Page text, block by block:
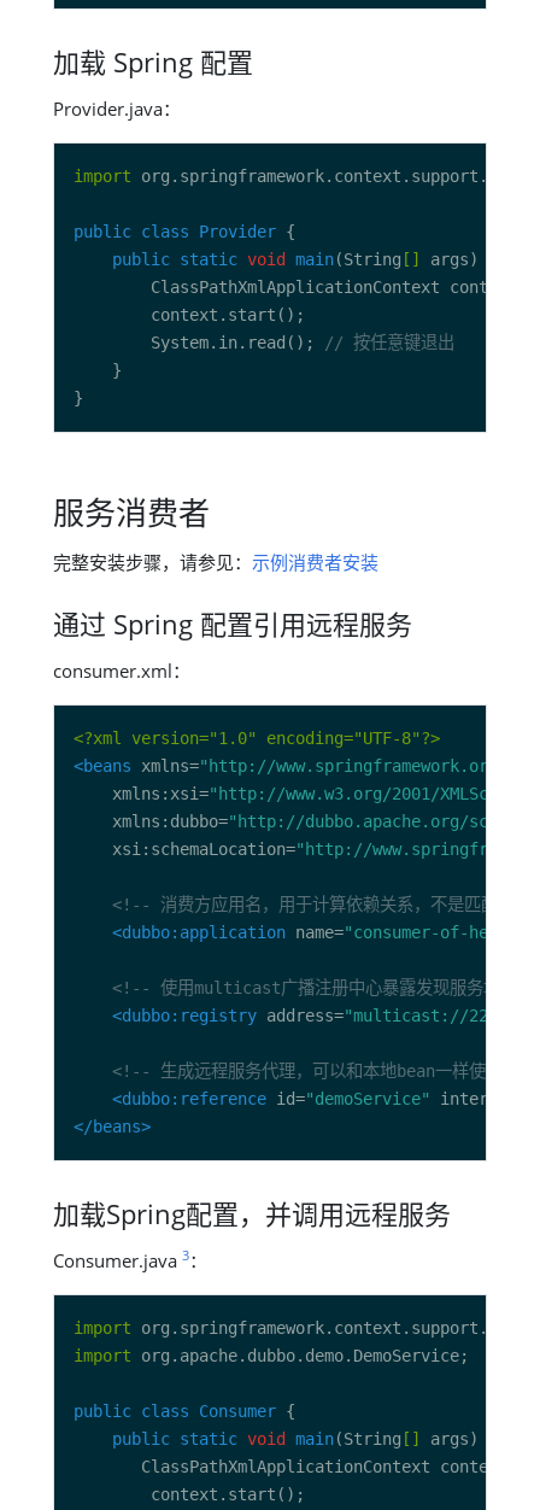
加载 Spring 配置
Provider.java：
import
public class Provider
public static void main(String [] args)
        ClassPathXmlApplicationContext context
        System.in.read();
// 按任意键退出
服务消费者
完整安装步骤，请参见： 示例消费者安装
通过 Spring 配置引用远程服务
consumer.xml：
<?xml version="1.0" encoding="UTF-8"?>
<beans xmlns="http://www.springframework.org/
    xmlns:xsi=
"http://www.w3.org/2001/
    xmlns:dubbo=
"http://dubbo.apache.org/schema/
    xsi:schemaLocation=
"http://
<!-- 消费方应用名，用于计算依赖关系，不是匹配条
<dubbo:application name="consumer-of-
<!-- 使用multicast广播注册中心暴露发现服务地址
<dubbo:registry address="multicast://
<!-- 生成远程服务代理，可以和本地bean一样使用
<dubbo:reference id="demoService" interface=
</beans>
加载Spring配置，并调用远程服务
Consumer.java 3：
import
import
public class Consumer
public static void main(String [] args)
       ClassPathXmlApplicationContext context